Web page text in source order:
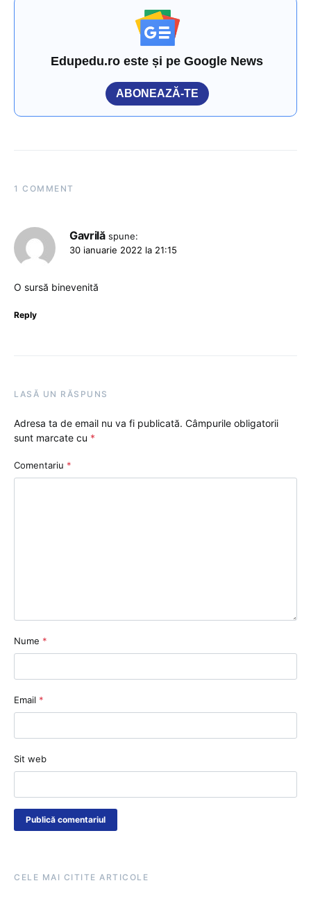
Edupedu.ro este și pe Google News
ABONEAZĂ-TE
1 COMMENT
Gavrilă spune:
30 ianuarie 2022 la 21:15
O sursă binevenită
Reply
LASĂ UN RĂSPUNS
Adresa ta de email nu va fi publicată. Câmpurile obligatorii
sunt marcate cu *
Comentariu *
Nume *
Email *
Sit web
CELE MAI CITITE ARTICOLE